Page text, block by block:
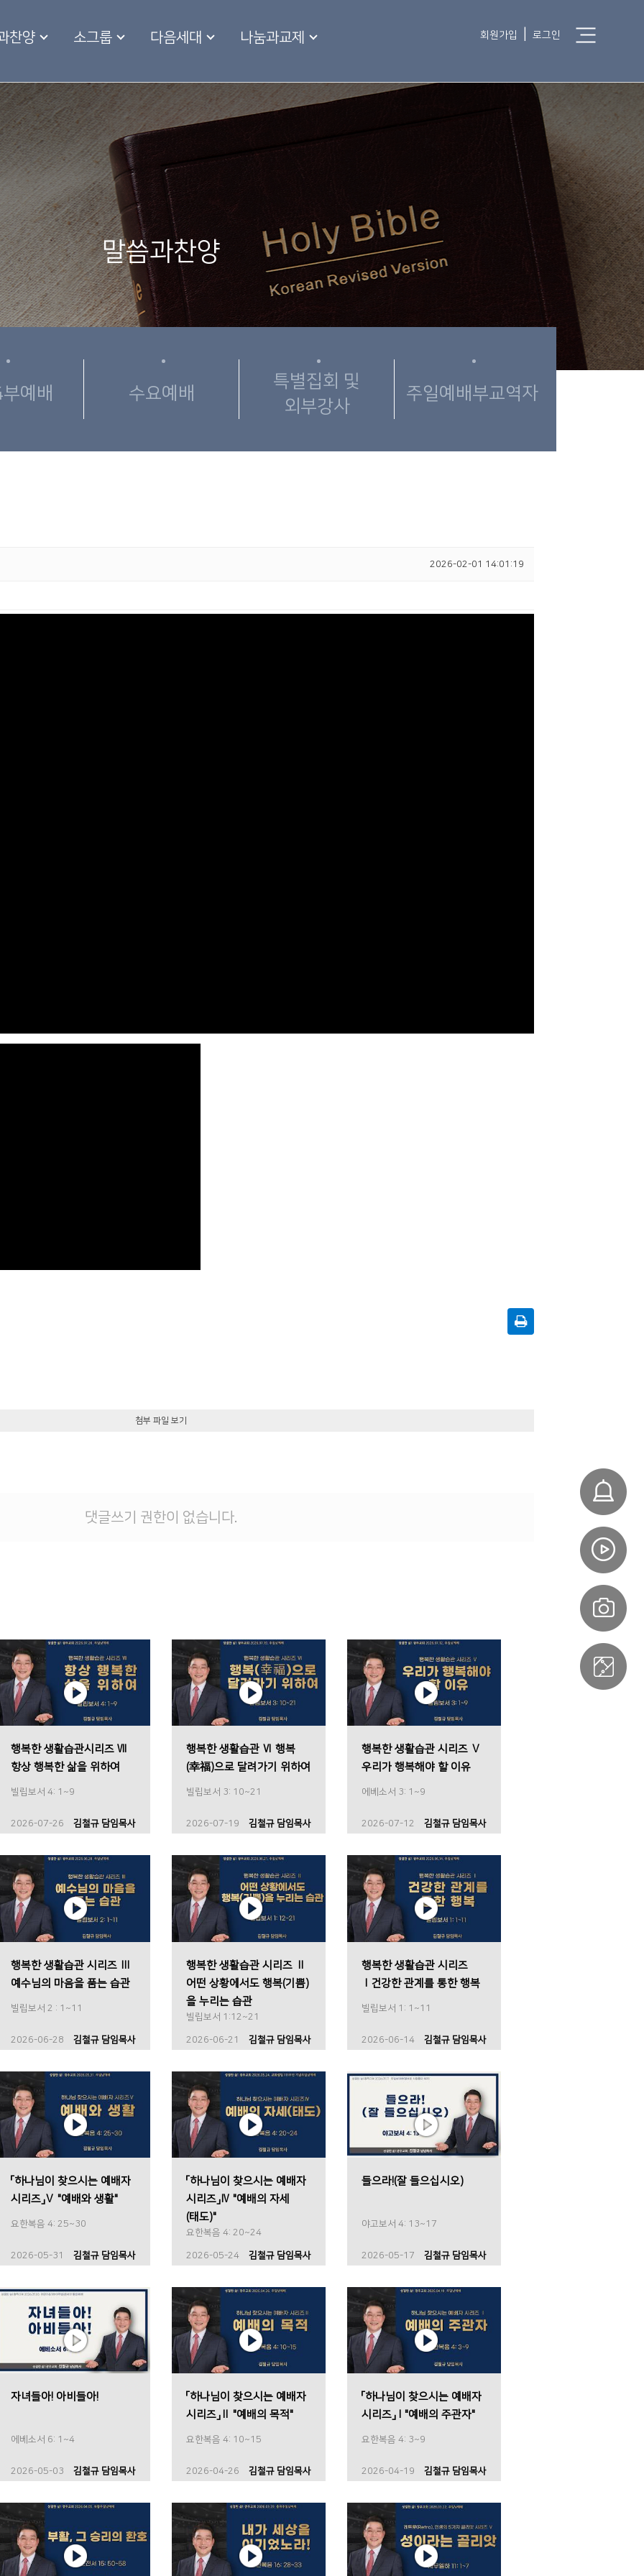
찬양 소그룹 다음세대 나눔과교제 회원가입 로그인
말씀과찬양
예배 수요예배
특별집회 및
외부강사
주일예배부교역자
2026-02-01 14:01:19
첨부 파일 보기
댓글쓰기 권한이 없습니다.
행복한 생활습관시리즈 Ⅶ
항상 행복한 삶을 위하여
빌립보서 4: 1~9
2026-07-26 김철규 담임목사
행복한 생활습관 Ⅵ 행복
(幸福)으로 달려가기 위하여
빌립보서 3: 10~21
2026-07-19 김철규 담임목사
행복한 생활습관 시리즈 Ⅴ
우리가 행복해야 할 이유
에베소서 3: 1~9
2026-07-12 김철규 담임목사
행복한 생활습관 시리즈 Ⅲ
예수님의 마음을 품는 습관
빌립보서 2 : 1~11
2026-06-28 김철규 담임목사
행복한 생활습관 시리즈 Ⅱ
어떤 상황에서도 행복(기쁨)
을 누리는 습관
빌립보서 1:12~21
2026-06-21 김철규 담임목사
행복한 생활습관 시리즈
Ⅰ건강한 관계를 통한 행복
빌립보서 1: 1~11
2026-06-14 김철규 담임목사
「하나님이 찾으시는 예배자
시리즈」Ⅴ "예배와 생활"
요한복음 4: 25~30
2026-05-31 김철규 담임목사
「하나님이 찾으시는 예배자
시리즈」Ⅳ "예배의 자세
(태도)"
요한복음 4: 20~24
2026-05-24 김철규 담임목사
들으라!(잘 들으십시오)
야고보서 4: 13~17
2026-05-17 김철규 담임목사
자녀들아! 아비들아!
에베소서 6: 1~4
2026-05-03 김철규 담임목사
「하나님이 찾으시는 예배자
시리즈」Ⅱ "예배의 목적"
요한복음 4: 10~15
2026-04-26 김철규 담임목사
「하나님이 찾으시는 예배자
시리즈」Ⅰ"예배의 주관자"
요한복음 4: 3~9
2026-04-19 김철규 담임목사